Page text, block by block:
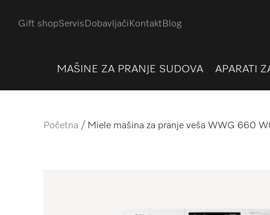
Gift shopServis Dobavljači Kontakt Blog
MAŠINE ZA PRANJE SUDOVA APARATI
Početna Miele mašina za pranje veša WWG 660